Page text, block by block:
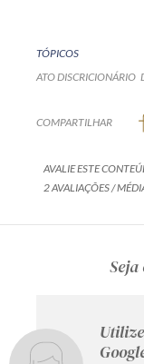
TÓPICOS
ATO DISCRICIONÁRIO
COMPARTILHAR
AVALIE ESTE
2 AVALIAÇÕES /